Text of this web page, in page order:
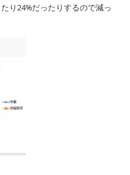
り24%だったりするので減っ